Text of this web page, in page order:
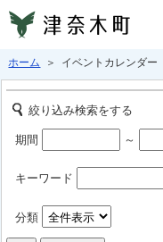
ホーム ＞ イベントカレンダー
絞り込み検索をする
期間 ～
キーワード
分類